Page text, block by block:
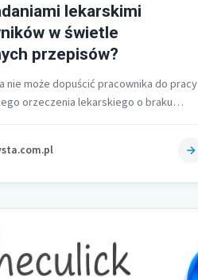
lekarskimi
w świetle
przepisów?
nie może dopuścić pracownika do pracy
orzeczenia lekarskiego o braku